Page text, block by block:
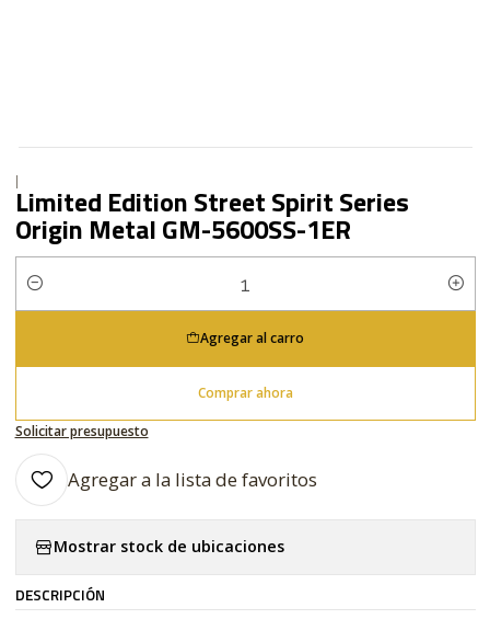
|
Limited Edition Street Spirit Series
Origin Metal GM-5600SS-1ER
Cantidad
Agregar al carro
Comprar ahora
Solicitar presupuesto
Agregar a la lista de favoritos
Mostrar stock de ubicaciones
DESCRIPCIÓN